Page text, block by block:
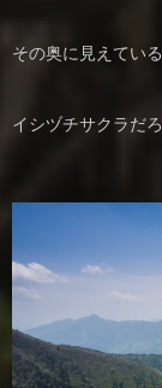
その奥に見えてい
イシヅチサクラだ